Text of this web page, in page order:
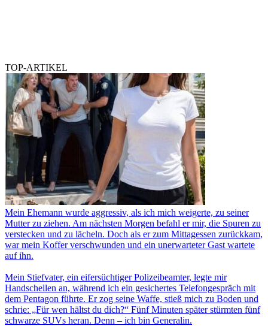
TOP-ARTIKEL
Mein Ehemann wurde aggressiv, als ich mich weigerte, zu seiner
Mutter zu ziehen. Am nächsten Morgen befahl er mir, die Spuren zu
verstecken und zu lächeln. Doch als er zum Mittagessen zurückkam,
war mein Koffer verschwunden und ein unerwarteter Gast wartete
auf ihn.
Mein Stiefvater, ein eifersüchtiger Polizeibeamter, legte mir
Handschellen an, während ich ein gesichertes Telefongespräch mit
dem Pentagon führte. Er zog seine Waffe, stieß mich zu Boden und
schrie: „Für wen hältst du dich?“ Fünf Minuten später stürmten fünf
schwarze SUVs heran. Denn – ich bin Generalin.